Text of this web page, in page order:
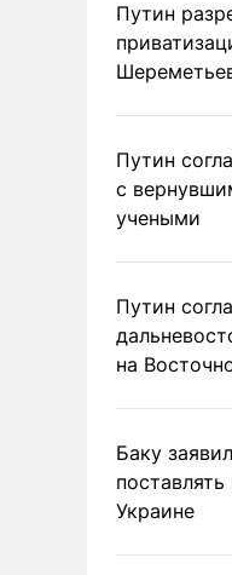
Путин
Путин
с
учеными
Путин
на
Баку
Украине